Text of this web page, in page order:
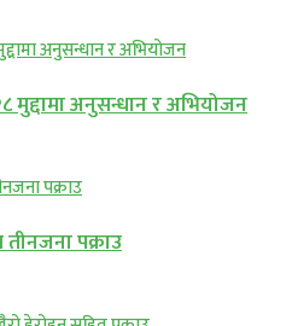
मुद्दामा अनुसन्धान र अभियोजन
तीनजना पक्राउ